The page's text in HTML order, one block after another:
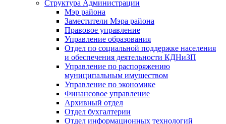
Структура Администрации
Мэр района
Заместители Мэра района
Правовое управление
Управление образования
Отдел по социальной поддержке населения
и обеспечения деятельности КДНиЗП
Управление по распоряжению
муниципальным имуществом
Управление по экономике
Финансовое управление
Архивный отдел
Отдел бухгалтерии
Отдел информационных технологий